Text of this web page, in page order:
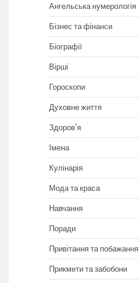
Ангельська нумерологія
Бізнес та фінанси
Біографії
Вірші
Гороскопи
Духовне життя
Здоров'я
Імена
Кулінарія
Мода та краса
Навчання
Поради
Привітання та побажання
Прикмети та забобони